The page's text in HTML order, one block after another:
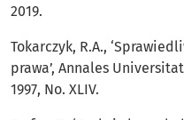
2019.
Tokarczyk, R.A.,
prawa’, Annales
1997, No. XLIV.